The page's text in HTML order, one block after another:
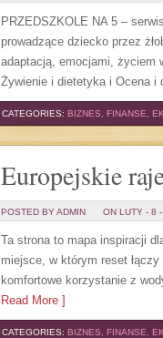
PRZEDSZKOLE NA 5 –
prowadzące dziecko przez
adaptacją, emocjami, życiem
Żywienie i dietetyka i Ocena i
CATEGORIES: BIZNES, FINANSE,
Europejskie
POSTED BY ADMIN ON LUTY - 8
Ta strona to mapa inspiracji
miejsce, w którym reset
komfortowe korzystanie z
Read More ]
CATEGORIES: BIZNES, FINANSE,